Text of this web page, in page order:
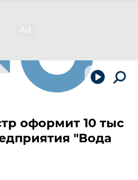
оформит 10 тыс
"Вода